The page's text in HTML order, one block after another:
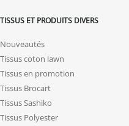
TISSUS ET PRODUITS DIVERS
Nouveautés
Tissus coton lawn
Tissus en promotion
Tissus Brocart
Tissus Sashiko
Tissus Polyester